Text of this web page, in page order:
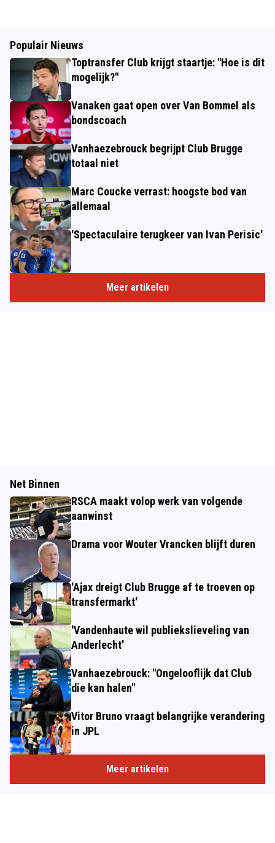
Populair Nieuws
Toptransfer Club krijgt staartje: "Hoe is dit
mogelijk?"
Vanaken gaat open over Van Bommel als
bondscoach
Vanhaezebrouck begrijpt Club Brugge
totaal niet
Marc Coucke verrast: hoogste bod van
allemaal
'Spectaculaire terugkeer van Ivan Perisic'
Meer artikelen
Net Binnen
RSCA maakt volop werk van volgende
aanwinst
Drama voor Wouter Vrancken blijft duren
'Ajax dreigt Club Brugge af te troeven op
transfermarkt'
'Vandenhaute wil publiekslieveling van
Anderlecht'
Vanhaezebrouck: "Ongelooflijk dat Club
die kan halen"
Vitor Bruno vraagt belangrijke verandering
in JPL
Meer artikelen